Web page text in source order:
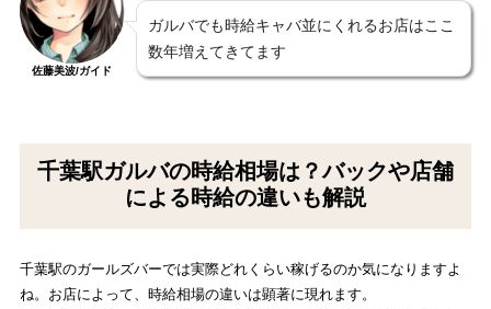
佐藤美波/ガイド
ガルバでも時給キャバ並にくれるお店はここ
数年増えてきてます
千葉駅ガルバの時給相場は？バックや店舗
による時給の違いも解説
千葉駅のガールズバーでは実際どれくらい稼げるのか気になりますよ
ね。お店によって、時給相場の違いは顕著に現れます。